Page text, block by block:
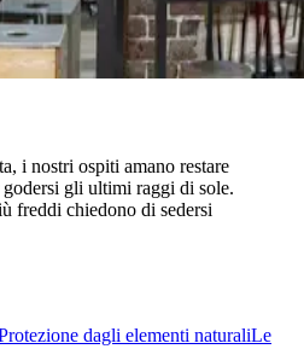
i nostri ospiti amano restare
godersi gli ultimi raggi di sole.
freddi chiedono di sedersi
dagli elementi naturaliLe